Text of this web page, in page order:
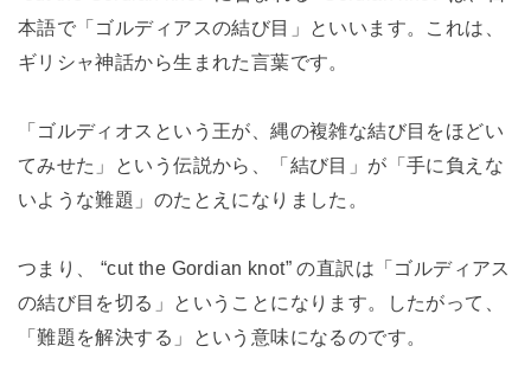
本語で「ゴルディアスの結び目」といいます。これは、
ギリシャ神話から生まれた言葉です。
「ゴルディオスという王が、縄の複雑な結び目をほどい
てみせた」という伝説から、「結び目」が「手に負えな
いような難題」のたとえになりました。
つまり、 “cut the Gordian knot” の直訳は「ゴルディアス
の結び目を切る」ということになります。したがって、
「難題を解決する」という意味になるのです。